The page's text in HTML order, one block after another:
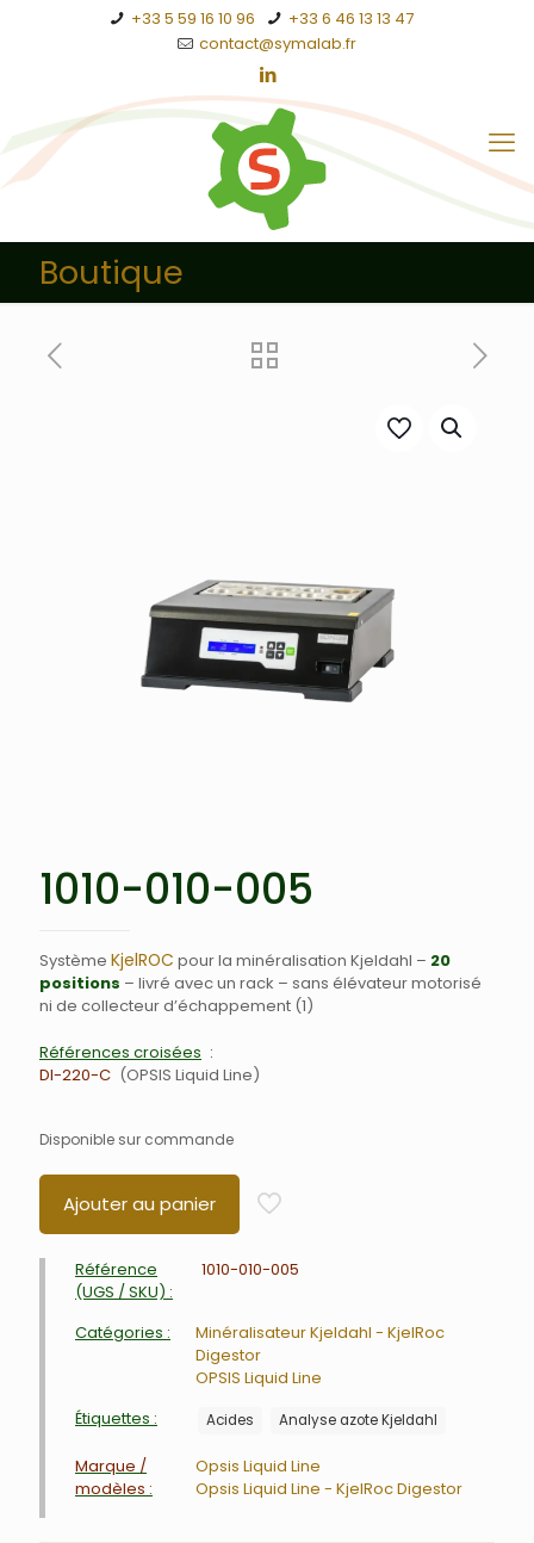
+33 5 59 16 10 96
+33 6 46 13 13 47
contact@symalab.fr
Boutique
1010-010-005
Système KjelROC pour la minéralisation Kjeldahl – 20
positions – livré avec un rack – sans élévateur motorisé
ni de collecteur d’échappement (1)
Références croisées
DI-220-C
OPSIS Liquid Line
Disponible sur commande
Ajouter au panier
Référence
(UGS / SKU) :
1010-010-005
Catégories :
Minéralisateur Kjeldahl - KjelRoc
Digestor
OPSIS Liquid Line
Étiquettes :
Acides Analyse azote Kjeldahl
Marque /
modèles :
Opsis Liquid Line
Opsis Liquid Line - KjelRoc Digestor